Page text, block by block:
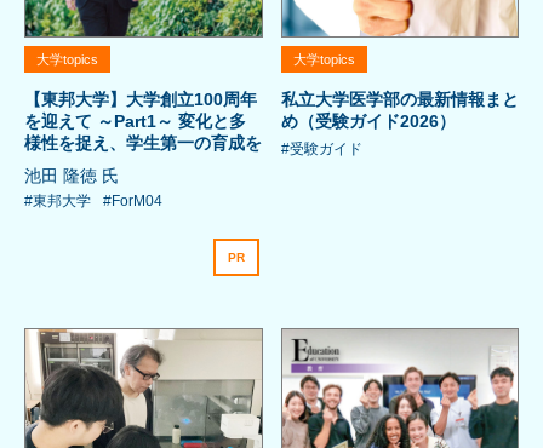
大学topics
【東邦大学】大学創立100周年
を迎えて ～Part1～ 変化と多
様性を捉え、学生第一の育成を
池田 隆徳 氏
#東邦大学 #ForM04
PR
大学topics
私立大学医学部の最新情報まと
め（受験ガイド2026）
#受験ガイド